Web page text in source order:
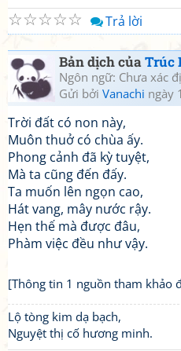
☆
☆
☆
☆
☆ Trả lời
Bản dịch củaTrúc
Ngôn ngữ: Chưa xác
Gửi bởi Vanachi ngày
Trời đất có non này,
Muôn thuở có chùa ấy.
Phong cảnh đã kỳ tuyệt,
Mà ta cũng đến đấy.
Ta muốn lên ngọn cao,
Hát vang, mây nước rậy.
Hẹn thế mà được đâu,
Phàm việc đều như vậy.
[Thông tin 1 nguồn tham khảo
Lộ tòng kim dạ bạch,
Nguyệt thị cố hương minh.